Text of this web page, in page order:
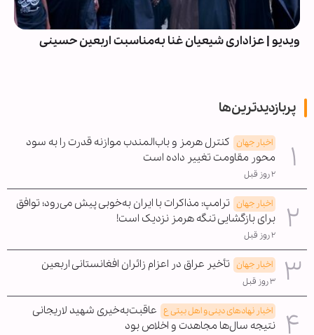
ویدیو | عزاداری شیعیان غنا به‌مناسبت اربعین حسینی
پربازدیدترین‌ها
اخبار جهان کنترل هرمز و باب‌المندب موازنه قدرت را به سود
محور مقاومت تغییر داده است
۲ روز قبل
اخبار جهان ترامپ: مذاکرات با ایران به‌خوبی پیش می‌رود؛ توافق
برای بازگشایی تنگه هرمز نزدیک است!
۲ روز قبل
اخبار جهان تأخیر عراق در اعزام زائران افغانستانی اربعین
۳ روز قبل
اخبار نهادهای دینی و اهل بیتی ع عاقبت‌به‌خیری شهید لاریجانی
نتیجه سال‌ها مجاهدت و اخلاص بود